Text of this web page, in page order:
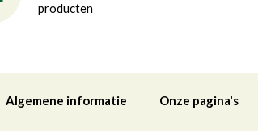
producten
Algemene informatie Onze pagina's